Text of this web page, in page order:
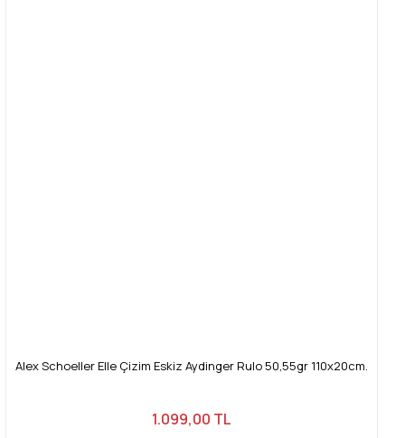
Alex Schoeller Elle Çizim Eskiz Aydinger Rulo 50,55gr 110x20cm.
1.099,00 TL